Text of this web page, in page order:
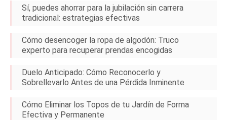
Sí, puedes ahorrar para la jubilación sin carrera
tradicional: estrategias efectivas
Cómo desencoger la ropa de algodón: Truco
experto para recuperar prendas encogidas
Duelo Anticipado: Cómo Reconocerlo y
Sobrellevarlo Antes de una Pérdida Inminente
Cómo Eliminar los Topos de tu Jardín de Forma
Efectiva y Permanente